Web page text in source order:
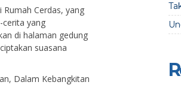
Cerdas, yang
yang
di halaman gedung
suasana
Dalam Kebangkitan